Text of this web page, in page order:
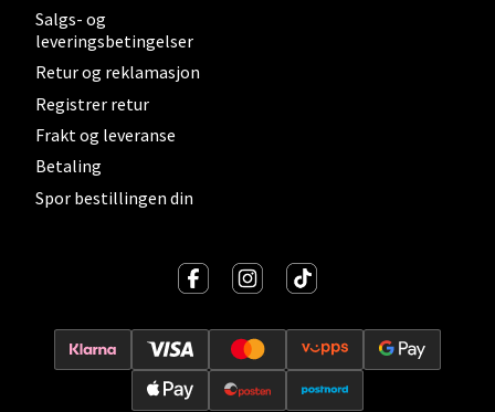
Salgs- og
leveringsbetingelser
Retur og reklamasjon
Registrer retur
Frakt og leveranse
Betaling
Spor bestillingen din
Levanger - Magneten
Moafjæra 14, 7606 Levanger
Åpent i dag 10-18
0 i butikk
Skarvøyveien 55, 4517 Mandal
Åpent i dag 10-18